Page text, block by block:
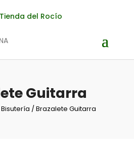
Guitarra
/ Brazalete Guitarra